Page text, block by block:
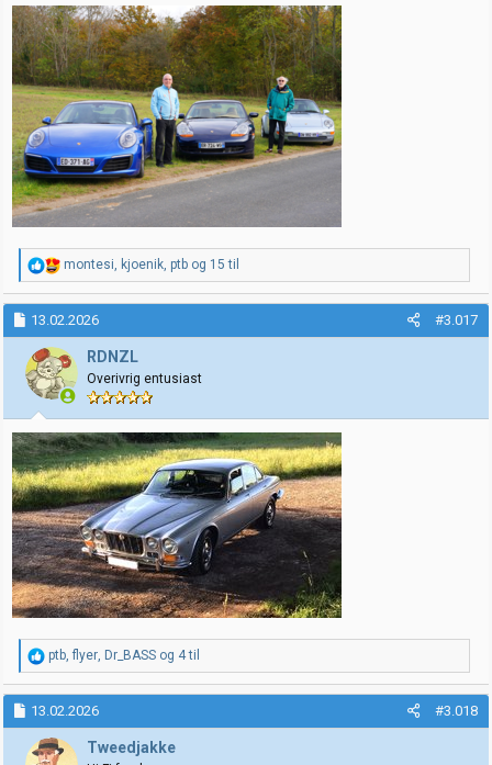
R
e
a
k
j
o
n
e
r
:
montesi kjoenik ptb og 15 til
13.02.2026 #3.017
RDNZL
Overivrig entusiast
R
e
a
k
j
o
ptb flyer Dr_BASS og 4 til
13.02.2026 #3.018
Tweedjakke